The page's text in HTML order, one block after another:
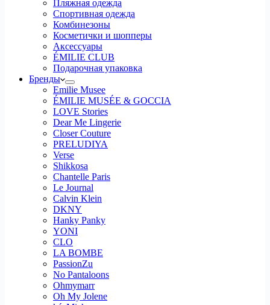
Пляжная одежда
Спортивная одежда
Комбинезоны
Косметички и шопперы
Аксессуары
ÉMILIE CLUB
Подарочная упаковка
Бренды
Emilie Musee
ÉMILIE MUSÉE & GOCCIA
LOVE Stories
Dear Me Lingerie
Closer Couture
PRELUDIYA
Verse
Shikkosa
Chantelle Paris
Le Journal
Calvin Klein
DKNY
Hanky Panky
YONI
CLO
LA BOMBE
PassionZu
No Pantaloons
Ohmymarr
Oh My Jolene